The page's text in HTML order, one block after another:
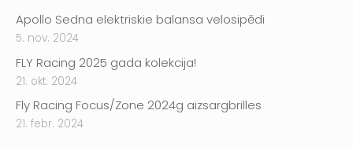
Apollo Sedna elektriskie balansa velosipēdi
5. nov. 2024
FLY Racing 2025 gada kolekcija!
21. okt. 2024
Fly Racing Focus/Zone 2024g aizsargbrilles
21. febr. 2024